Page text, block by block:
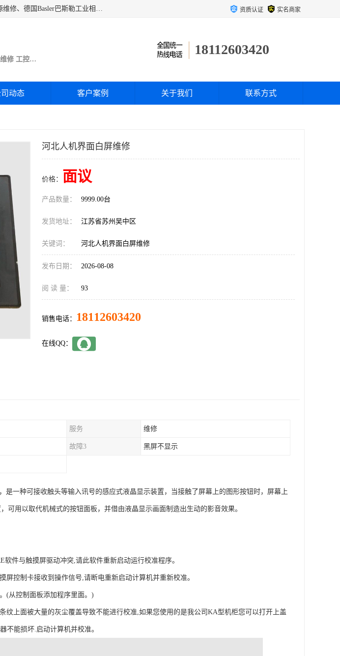
苏州技优电子技术服务公司承接：CCD工业相机维修、康耐视cognex工业相机维修、触摸屏电源维修、德国Basler巴斯勒工业相机维修、科研蛋白分析仪制冷相机维修等各种设备维修。公司客户行业涉及机械制造、注塑业、橡胶、电路板制造工厂、印刷、电梯、汽车生产、发电、电镀、医疗、食品、包装等。 资质认证 实名商家
Basler巴斯勒康耐视Cognex工业CCD相机维修 基恩士视觉控制器维修 显微镜维修 工控触摸屏电源电路板维修
18112603420
动态 客户案例 关于我们 联系方式
河北人机界面白屏维修
价格： 面议
产品数量： 9999.00台
发货地址： 江苏省苏州吴中区
关键词： 河北人机界面白屏维修
发布日期： 2026-08-08
阅 读 量： 93
销售电话： 18112603420
在线QQ：
服务 维修
故障3 黑屏不显示
是一种可接收触头等输入讯号的感应式液晶显示装置，当接触了屏幕上的图形按钮时，屏幕上
可用以取代机械式的按钮面板，并借由液晶显示画面制造出生动的影音效果。
件与触摸屏驱动冲突,请此软件重新启动运行校准程序。
控制卡接收到操作信号,请断电重新启动计算机并重新校准。
(从控制面板添加程序里面。)
纹上面被大量的灰尘覆盖导致不能进行校准,如果您使用的是我公司KA型机柜您可以打开上盖
不能损坏.启动计算机并校准。